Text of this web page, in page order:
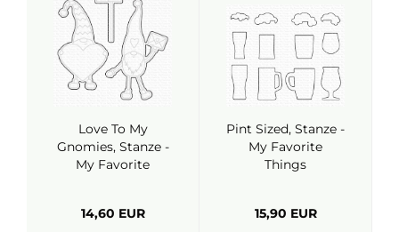
Love To My
Gnomies, Stanze -
My Favorite
14,60 EUR
Pint Sized, Stanze -
My Favorite
Things
15,90 EUR